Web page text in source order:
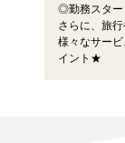
◎勤務スター
さらに、旅
様々なサー
イント★